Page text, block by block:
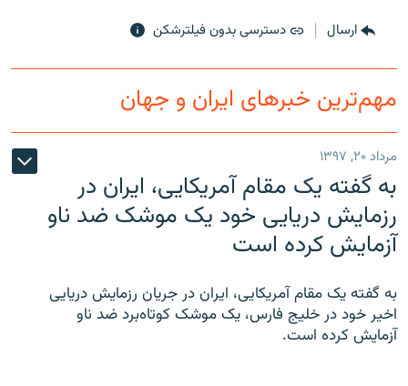
ارسال دسترسی بدون فیلترشکن
مهم‌ترین خبرهای ایران و جهان
مرداد ۲۰, ۱۳۹۷
به گفته یک مقام آمریکایی، ایران در
رزمایش دریایی خود یک موشک ضد ناو
آزمایش کرده است
به گفته یک مقام آمریکایی، ایران در جریان رزمایش دریایی
اخیر خود در خلیج فارس، یک موشک کوتاه‌برد ضد ناو
آزمایش کرده است.